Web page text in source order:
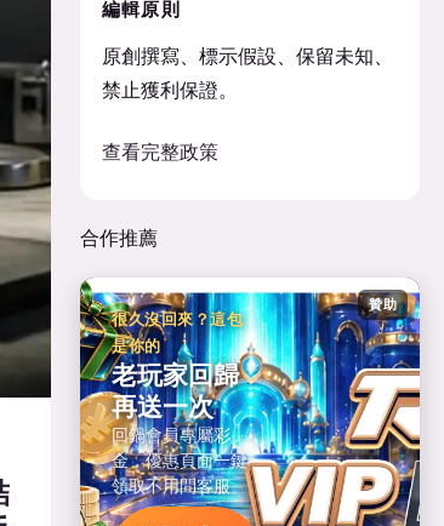
編輯原則
原創撰寫、標示假設、保留未知、
禁止獲利保證。
查看完整政策
合作推薦
贊助
很久沒回來？這包
是你的
老玩家回歸
再送一次
回鍋會員專屬彩
金，優惠頁面一鍵
領取不用問客服。